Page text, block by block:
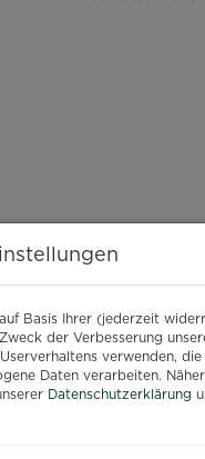
Basis Ihrer (jederzeit
der Verbesserung
verwenden,
Daten verarbeiten.
Datenschutzerklärung